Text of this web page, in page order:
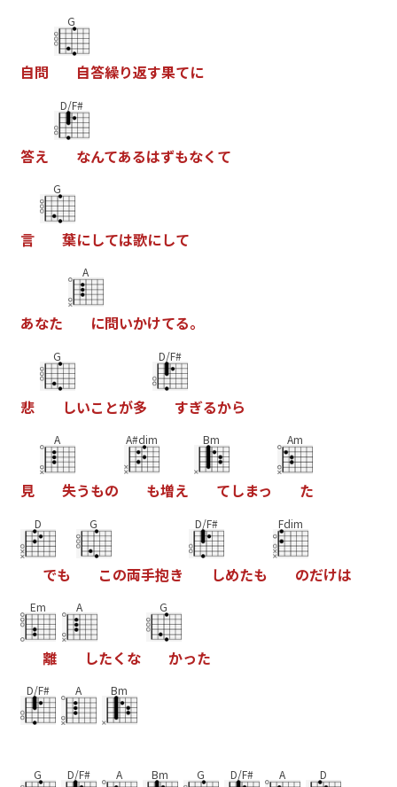
自問
G
自答繰り返す果てに
答え
D/F#
なんてあるはずもなく て
言
G
葉にしては歌にして
あなた
A
に問いかけてる。
悲
G
しいこ とが多
D/F#
すぎるから
見
A
失うもの
A#dim
も増え
Bm
てしまっ
Am
た
D
でも
G
この両手抱き
D/F#
しめたも
Fdim
のだけは
Em
離
A
したく な
G
かった
D/F# A Bm
G D/F# A Bm G D/F# A D